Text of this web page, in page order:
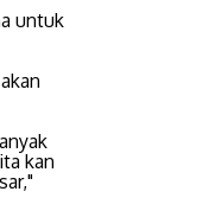
untuk
kan